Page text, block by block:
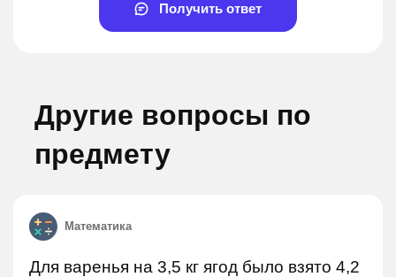
Получить ответ
Другие вопросы по
предмету
Математика
Для варенья на 3,5 кг ягод было взято 4,2